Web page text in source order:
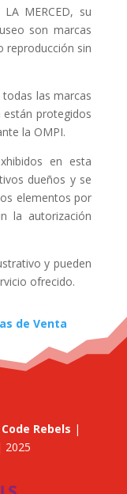
MERCED, su
son marcas
reproducción sin
las marcas
protegidos
la OMPI.
en esta
dueños y se
elementos por
la autorización
y pueden
ofrecido.
de Venta
Rebels |
2025